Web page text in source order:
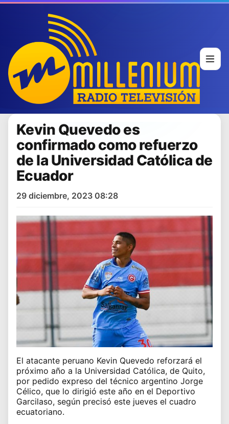
Kevin Quevedo es
confirmado como refuerzo
de la Universidad Católica de
Ecuador
29 diciembre, 2023 08:28
El atacante peruano Kevin Quevedo reforzará el
próximo año a la Universidad Católica, de Quito,
por pedido expreso del técnico argentino Jorge
Célico, que lo dirigió este año en el Deportivo
Garcilaso, según precisó este jueves el cuadro
ecuatoriano.